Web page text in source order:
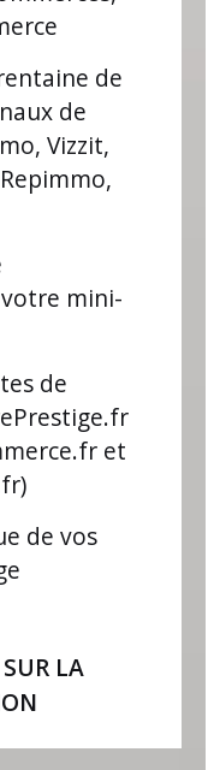
de
de
Vizzit,
mini-
de
et
de vos
LA